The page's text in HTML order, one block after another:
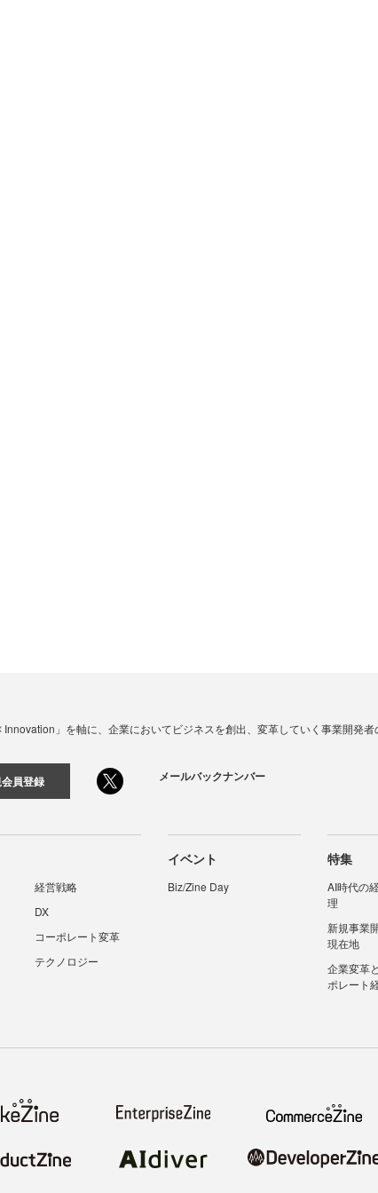
Innovation」を軸に、企業においてビジネスを創出、変革していく事業開発者
員登録 メールバックナンバー
経営戦略
DX
コーポレート変革
テクノロジー
イベント
Biz/Zine Day
特集
AI時代の
理
新規事業
現在地
企業変革
ポレート